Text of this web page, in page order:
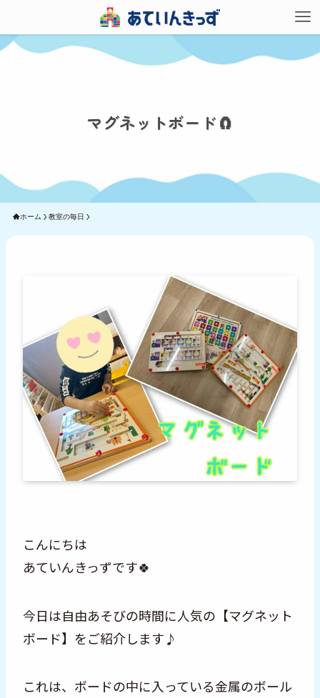
マグネットボード🧲
ホーム 教室の毎日
こんにちは
あていんきっずです🍀
今日は自由あそびの時間に人気の【マグネット
ボード】をご紹介します♪
これは、ボードの中に入っている金属のボール